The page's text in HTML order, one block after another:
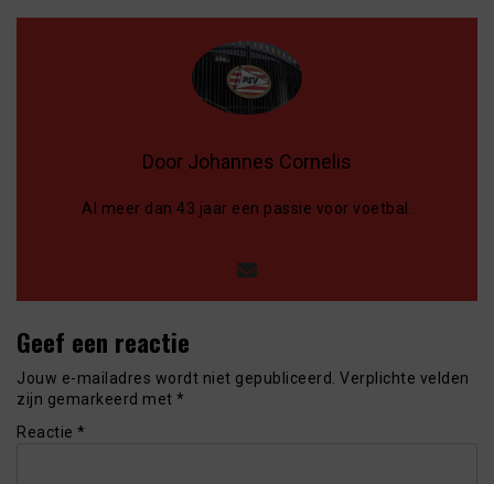
Door Johannes Cornelis
Al meer dan 43 jaar een passie voor voetbal.
Geef een reactie
Jouw e-mailadres wordt niet gepubliceerd. Verplichte velden
zijn gemarkeerd met *
Reactie *